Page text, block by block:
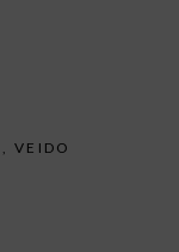
, VEIDO